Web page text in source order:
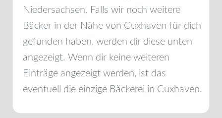
Niedersachsen. Falls wir noch weitere
Bäcker in der Nähe von Cuxhaven für dich
gefunden haben, werden dir diese unten
angezeigt. Wenn dir keine weiteren
Einträge angezeigt werden, ist das
eventuell die einzige Bäckerei in Cuxhaven.